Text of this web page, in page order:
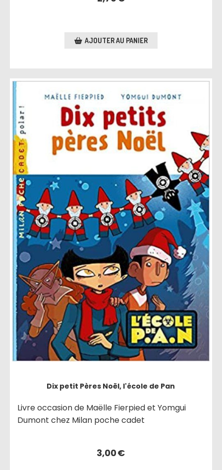
AJOUTER AU PANIER
Dix petit Pères Noël, l'école de Pan
Livre occasion de Maëlle Fierpied et Yomgui
Dumont chez Milan poche cadet
3,00€